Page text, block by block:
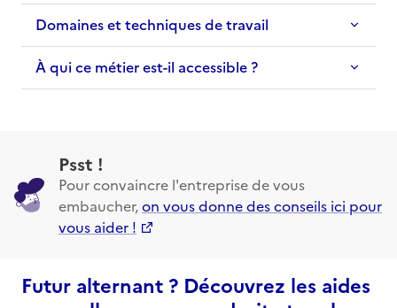
Domaines et techniques de travail
À qui ce métier est-il accessible ?
Psst !
Pour convaincre l'entreprise de vous
embaucher,on vous donne des conseils ici pour
vous aider !
Futur alternant ? Découvrez les aides